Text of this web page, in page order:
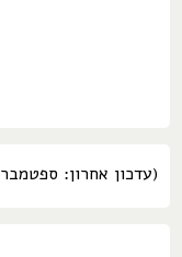
(עדכון אחרון: ספטמבר 2012)